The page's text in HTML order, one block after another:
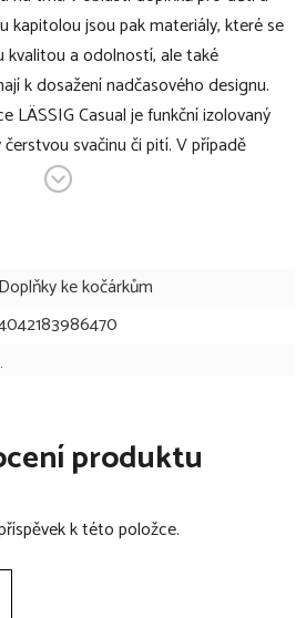
kapitolou jsou pak materiály, které se
kvalitou a odolností, ale také
k dosažení nadčasového designu.
LÄSSIG Casual je funkční izolovaný
svačinu či pití. V případě
tedy udrží teplý nápoj či jídlo. Ideální
či pití
29 cm
polyethylen
Doplňky ke kočárkům
produktu
k této položce.